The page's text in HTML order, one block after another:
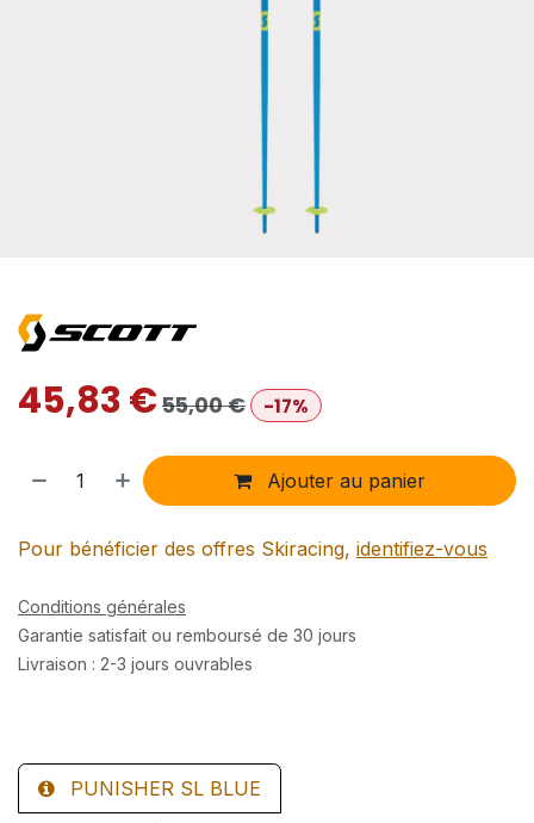
45,83€55,00€ -17%
Ajouter au panier
Pour bénéficier des offres Skiracing, identifiez-vous
Conditions générales
Garantie satisfait ou remboursé de 30 jours
Livraison : 2-3 jours ouvrables
PUNISHER SL BLUE